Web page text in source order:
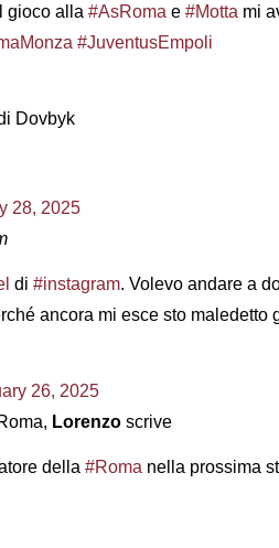
gioco alla #AsRoma e #Motta mi
#JuventusEmpoli
Dovbyk
28, 2025
di #instagram. Volevo andare a
ancora mi esce sto maledetto
26, 2025
Lorenzo scrive
della #Roma nella prossima